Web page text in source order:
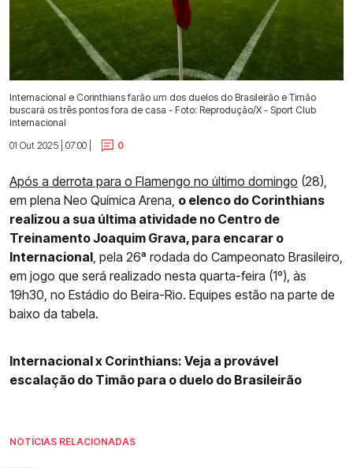
Internacional e Corinthians farão um dos duelos do Brasileirão e Timão
buscará os três pontos fora de casa - Foto: Reprodução/X - Sport Club
Internacional
01 Out 2025 | 07:00 |
0
Após a derrota para o Flamengo no último domingo (28),
em plena Neo Química Arena, o elenco do Corinthians
realizou a sua última atividade no Centro de
Treinamento Joaquim Grava, para encarar o
Internacional, pela 26ª rodada do Campeonato Brasileiro,
em jogo que será realizado nesta quarta-feira (1º), às
19h30, no Estádio do Beira-Rio. Equipes estão na parte de
baixo da tabela.
Internacional x Corinthians: Veja a provável
escalação do Timão para o duelo do Brasileirão
NOTÍCIAS RELACIONADAS